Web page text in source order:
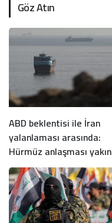
Göz Atın
ABD beklentisi ile İran
yalanlaması arasında:
Hürmüz anlaşması yakın
mı?